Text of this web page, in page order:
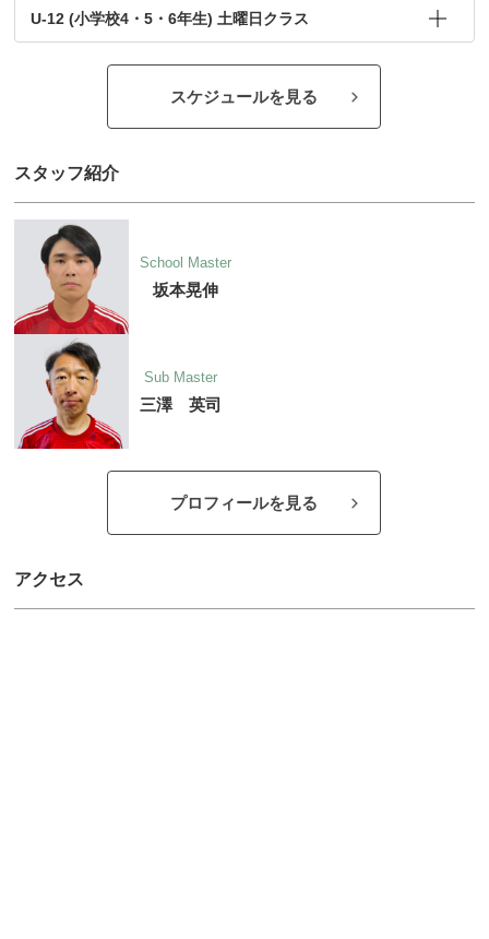
U-12 (小学校4・5・6年生) 土曜日クラス
スケジュールを見る
スタッフ紹介
School Master
坂本晃伸
Sub Master
三澤 英司
プロフィールを見る
アクセス